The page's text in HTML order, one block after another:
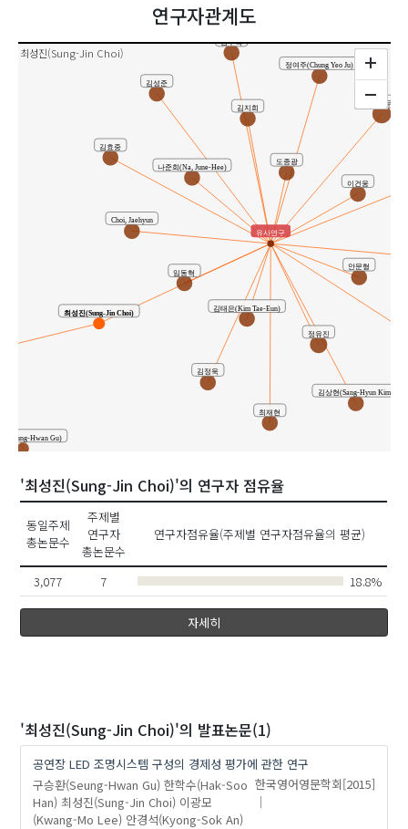
연구자관계도
최성진(Sung-Jin Choi)
(Seung-Hwan Gu)
Choi, Jaehyun
김상현(Sang-Hyun Kim)
김성준
김정욱
김주학
김지희
김태은(Kim Tae-Eun)
김효중
나준희(Na, June-Hee)
도종광
안문형
이건웅
임동혁
정여주(Chung Yeo Ju)
정유진
정현우
최재현
최성진(Sung-Jin Choi)
유사연구
'최성진(Sung-Jin Choi)'의 연구자 점유율
동일주제
총논문수
주제별
연구자
총논문수
연구자점유율(주제별 연구자점유율의 평균)
3,077 7 18.8%
자세히
'최성진(Sung-Jin Choi)'의 발표논문(1)
공연장 LED 조명시스템 구성의 경제성 평가에 관한 연구
구승환(Seung-Hwan Gu) 한학수(Hak-Soo
Han) 최성진(Sung-Jin Choi) 이광모
(Kwang-Mo Lee) 안경석(Kyong-Sok An)
한국영어영문학회[2015]